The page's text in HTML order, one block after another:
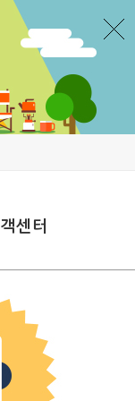
센터